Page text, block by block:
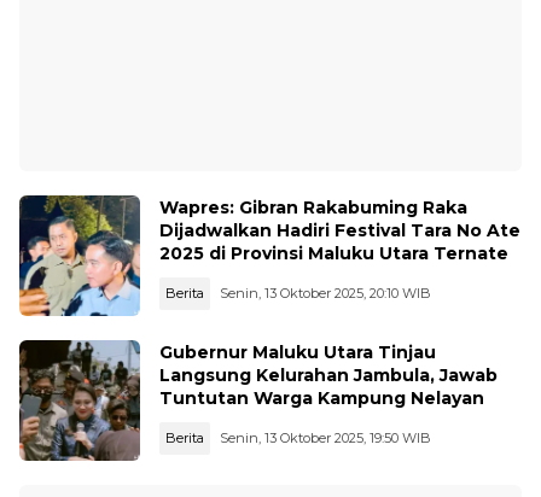
Wapres: Gibran Rakabuming Raka
Dijadwalkan Hadiri Festival Tara No Ate
2025 di Provinsi Maluku Utara Ternate
Berita Senin, 13 Oktober 2025, 20:10 WIB
Gubernur Maluku Utara Tinjau
Langsung Kelurahan Jambula, Jawab
Tuntutan Warga Kampung Nelayan
Berita Senin, 13 Oktober 2025, 19:50 WIB